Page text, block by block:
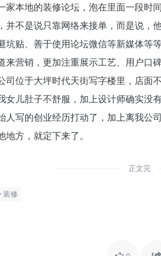
家本地的装修论坛，泡在里面一段时
并不是说只靠网络来接单，而是说，
坑贴、善于使用论坛微信等新媒体等
来营销，更加注重展示工艺、用户口碑
司位于大坪时代天街写字楼里，店面
女儿肚子不舒服，加上设计师确实没
人写的创业经历打动了，加上离我公
方，就定下来了。
正文完
装修